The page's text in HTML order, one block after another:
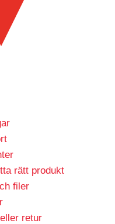
rätt produkt
filer
retur